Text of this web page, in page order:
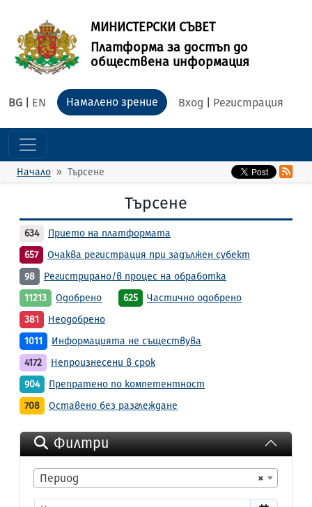
МИНИСТЕРСКИ СЪВЕТ
Платформа за достъп до
обществена информация
BG EN Вход Регистрация
Намалено зрение
Начало Търсене
Търсене
634
Прието на платформата
657
Очаква регистрация при задължен субект
98
Регистрирано/в процес на обработка
11213
Одобрено 625
Частично одобрено
381
Неодобрено
1011
Информацията не съществува
4172
Непроизнесени в срок
904
Препратено по компетентност
708
Оставено без разглеждане
Филтри
×
Период